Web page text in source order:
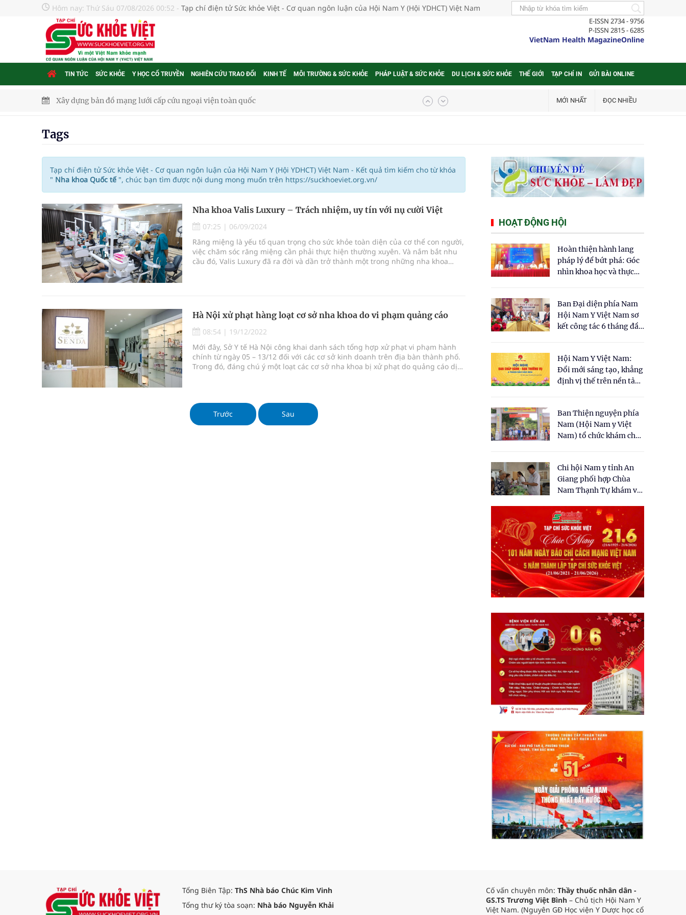
Hôm nay: Thứ Sáu 07/08/2026 00:52 - Tạp chí điện tử Sức khỏe Việt - Cơ quan ngôn luận của Hội Nam Y (Hội YDHCT) Việt Nam
E-ISSN 2734 - 9756
P-ISSN 2815 - 6285
VietNam Health MagazineOnline
TIN TỨC SỨC KHỎE Y HỌC CỔ TRUYỀN NGHIÊN CỨU TRAO ĐỔI KINH TẾ MÔI TRƯỜNG & SỨC KHỎE PHÁP LUẬT & SỨC KHỎE DU LỊCH & SỨC KHỎE THẾ GIỚI TẠP CHÍ IN GỬI BÀI ONLINE
Xây dựng bản đồ mạng lưới cấp cứu ngoại viện toàn quốc
bảo vệ sức khỏe Nhân dân
Không chỉ cắt tóc, Đông Tây Barbershop dành nguồn lực cho môi trường và cộng đồng
Bệnh viện không được thu thêm tiền của người bệnh bảo hiểm y tế nếu không đăng ký khám theo yêu
cầu
Ung thư thận: Nguy hiểm vì tiến triển quá âm thầm
Nhiều chuỗi hoạt động lớn được diễn ra tại Lễ hội sầu riêng 2026
Lâm Đồng: Quyết tâm đưa sân bay Liên Khương trở lại khai thác vào ngày 19/8
Tác Dụng Chống Kết Tập Tiểu Cầu Và Chống Đông Máu Của Các Loài Nhân Sâm (Panax Spp.): Tổng
Quan Bằng Chứng Dược Lý Và Cơ Chế Phân Tử
MỚI NHẤT ĐỌC NHIỀU
Tags
Tạp chí điện tử Sức khỏe Việt - Cơ quan ngôn luận của Hội Nam Y (Hội YDHCT) Việt Nam - Kết quả tìm kiếm cho từ khóa
" Nha khoa Quốc tế ", chúc bạn tìm được nội dung mong muốn trên https://suckhoeviet.org.vn/
Nha khoa Valis Luxury – Trách nhiệm, uy tín với nụ cười Việt
07:25 | 06/09/2024
Răng miệng là yếu tố quan trọng cho sức khỏe toàn diện của cơ thể con người,
việc chăm sóc răng miệng cần phải thực hiện thường xuyên. Và nắm bắt nhu
cầu đó, Valis Luxury đã ra đời và dần trở thành một trong những nha khoa
Hà Nội xử phạt hàng loạt cơ sở nha khoa do vi phạm quảng cáo
08:54 | 19/12/2022
Mới đây, Sở Y tế Hà Nội công khai danh sách tổng hợp xử phạt vi phạm hành
chính từ ngày 05 – 13/12 đối với các cơ sở kinh doanh trên địa bàn thành phố.
Trong đó, đáng chú ý một loạt các cơ sở nha khoa bị xử phạt do quảng cáo dịch
Trước Sau
HOẠT ĐỘNG HỘI
Hoàn thiện hành lang
pháp lý để bứt phá: Góc
nhìn khoa học và thực
cho Luật Y dược cổ
truyền Việt Nam"
Ban Đại diện phía Nam
Hội Nam Y Việt Nam sơ
kết công tác 6 tháng đầu
Hội Nam Y Việt Nam:
Đổi mới sáng tạo, khẳng
định vị thế trên nền tảng
Ban Thiện nguyện phía
Nam (Hội Nam y Việt
Nam) tổ chức khám chữa
dân tại xã Tân Tập
Chi hội Nam y tỉnh An
Giang phối hợp Chùa
Nam Thạnh Tự khám và
nhân dân
Tổng Biên Tập: ThS Nhà báo Chúc Kim Vinh
Tổng thư ký tòa soạn: Nhà báo Nguyễn Khải
Cố vấn chuyên môn: Thầy thuốc nhân dân -
GS.TS Trương Việt Bình – Chủ tịch Hội Nam Y
Việt Nam. (Nguyên GĐ Học viện Y Dược học cổ